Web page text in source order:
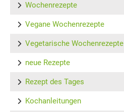
Wochenrezepte
Vegane Wochenrezepte
Vegetarische Wochenrezepte
neue Rezepte
Rezept des Tages
Kochanleitungen